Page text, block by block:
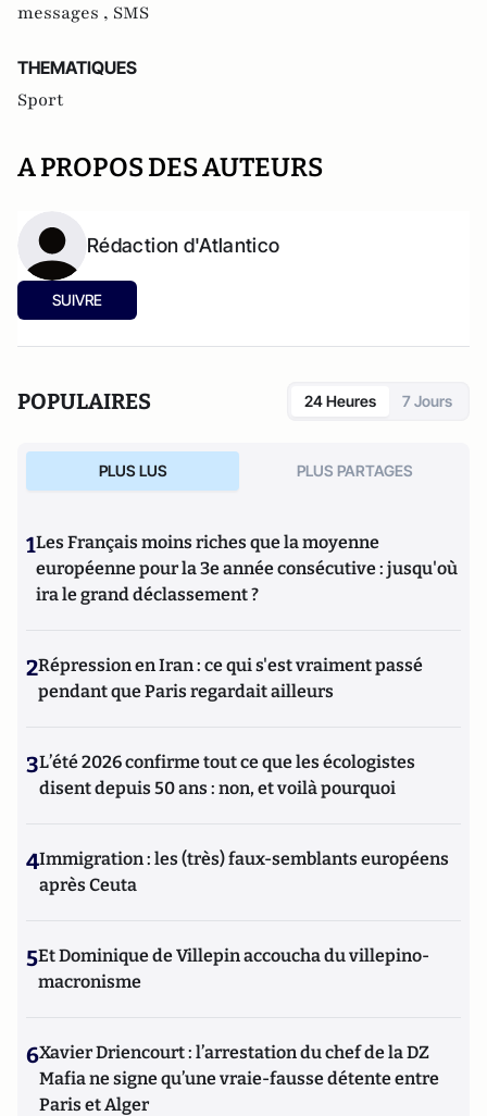
messages , SMS
THEMATIQUES
Sport
A PROPOS DES AUTEURS
Rédaction d'Atlantico
SUIVRE
POPULAIRES 24 Heures 7 Jours
PLUS LUS PLUS PARTAGES
1Les Français moins riches que la moyenne
européenne pour la 3e année consécutive : jusqu'où
ira le grand déclassement ?
2Répression en Iran : ce qui s'est vraiment passé
pendant que Paris regardait ailleurs
3L’été 2026 confirme tout ce que les écologistes
disent depuis 50 ans : non, et voilà pourquoi
4Immigration : les (très) faux-semblants européens
après Ceuta
5Et Dominique de Villepin accoucha du villepino-
macronisme
6Xavier Driencourt : l’arrestation du chef de la DZ
Mafia ne signe qu’une vraie-fausse détente entre
Paris et Alger